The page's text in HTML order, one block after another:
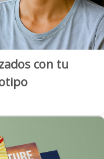
con tu